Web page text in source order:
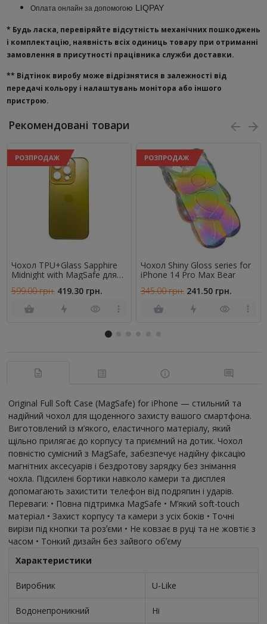
Оплата онлайн за допомогою LIQPAY
* Будь ласка, перевіряйте відсутність механічних пошкоджень
і комплектацію, наявність всіх одиниць товару при отриманні
замовлення в присутності працівника служби доставки.
** Відтінок виробу може відрізнятися в залежності від
передачі кольору і налаштувань монітора або іншого
пристрою.
Рекомендовані товари
РОЗПРОДАЖ
Чохол TPU+Glass Sapphire
Midnight with MagSafe для
(6.7") Золотий
599.00 грн. 419.30 грн.
РОЗПРОДАЖ
Чохол Shiny Gloss series for
iPhone 14 Pro Max Bear
345.00 грн. 241.50 грн.
Original Full Soft Case (MagSafe) for iPhone — стильний та
надійний чохол для щоденного захисту вашого смартфона.
Виготовлений із м’якого, еластичного матеріалу, який
щільно прилягає до корпусу та приємний на дотик. Чохол
повністю сумісний з MagSafe, забезпечує надійну фіксацію
магнітних аксесуарів і бездротову зарядку без знімання
чохла. Підсилені бортики навколо камери та дисплея
допомагають захистити телефон від подряпин і ударів.
Переваги: • Повна підтримка MagSafe • М’який soft-touch
матеріал • Захист корпусу та камери з усіх боків • Точні
вирізи під кнопки та розʼєми • Не ковзає в руці та не жовтіє з
часом • Тонкий дизайн без зайвого обʼєму
Характеристики
Виробник U-Like
Водонепроникний Ні